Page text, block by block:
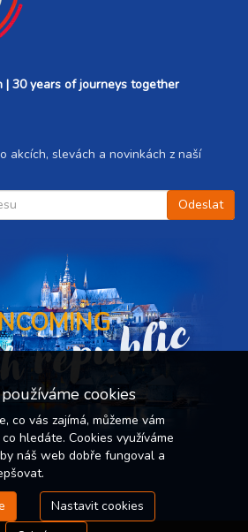
| 30 years of journeys together
akcích, slevách a novinkách z naší
republic
cookies
co vás zajímá, můžeme vám
hledáte. Cookies využíváme
náš web dobře fungoval a
Nastavit cookies